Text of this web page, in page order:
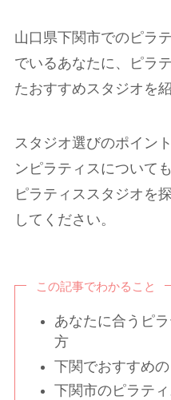
山口県下関市でのピラ
でいるあなたに、ピラ
たおすすめスタジオを
スタジオ選びのポイン
ンピラティスについて
ピラティススタジオを
してください。
この記事でわかること
あなたに合うピ
方
下関でおすすめ
下関市のピラテ